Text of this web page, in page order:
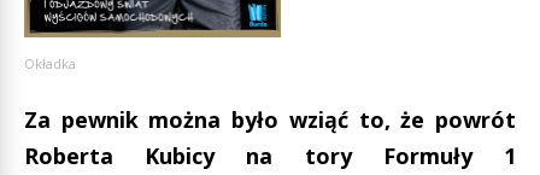
Okładka
Za pewnik można było wziąć to, że powrót
Roberta Kubicy na tory Formuły 1